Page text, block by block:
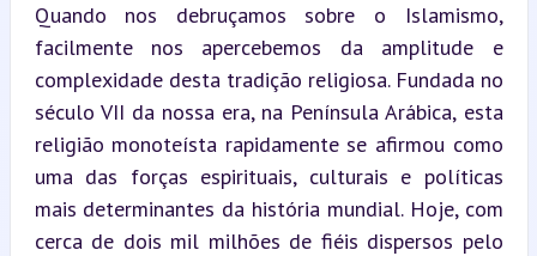
Quando nos debruçamos sobre o Islamismo,
facilmente nos apercebemos da amplitude e
complexidade desta tradição religiosa. Fundada no
século VII da nossa era, na Península Arábica, esta
religião monoteísta rapidamente se afirmou como
uma das forças espirituais, culturais e políticas
mais determinantes da história mundial. Hoje, com
cerca de dois mil milhões de fiéis dispersos pelo